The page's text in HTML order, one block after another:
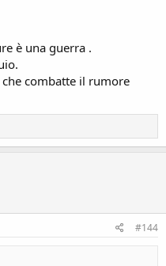
è una guerra .
combatte il rumore
#144